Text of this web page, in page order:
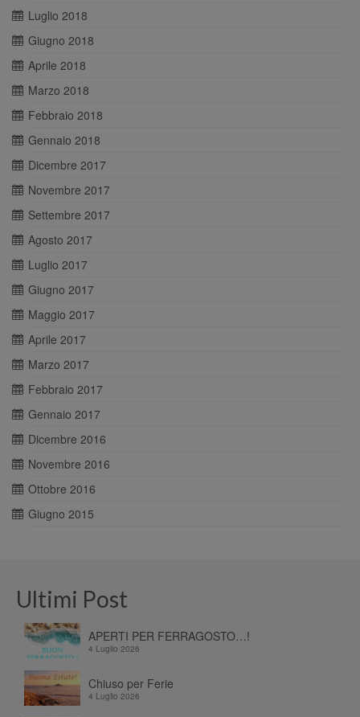
Luglio 2018
Giugno 2018
Aprile 2018
Marzo 2018
Febbraio 2018
Gennaio 2018
Dicembre 2017
Novembre 2017
Settembre 2017
Agosto 2017
Luglio 2017
Giugno 2017
Maggio 2017
Aprile 2017
Marzo 2017
Febbraio 2017
Gennaio 2017
Dicembre 2016
Novembre 2016
Ottobre 2016
Giugno 2015
Ultimi Post
APERTI PER FERRAGOSTO…!
4 Luglio 2026
Chiuso per Ferie
4 Luglio 2026